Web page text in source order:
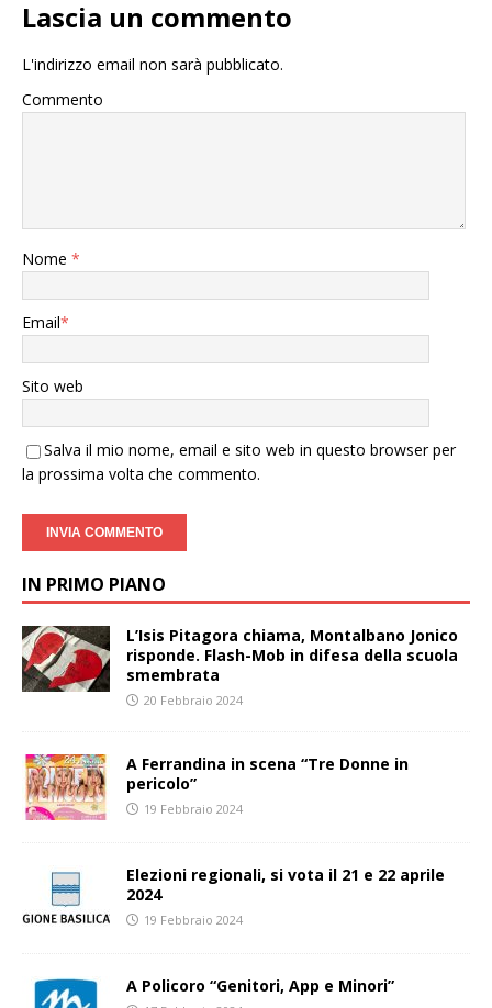
Lascia un commento
L'indirizzo email non sarà pubblicato.
Commento
Nome *
Email*
Sito web
Salva il mio nome, email e sito web in questo browser per
la prossima volta che commento.
IN PRIMO PIANO
L’Isis Pitagora chiama, Montalbano Jonico
risponde. Flash-Mob in difesa della scuola
smembrata
20 Febbraio 2024
A Ferrandina in scena “Tre Donne in
pericolo”
19 Febbraio 2024
Elezioni regionali, si vota il 21 e 22 aprile
2024
19 Febbraio 2024
A Policoro “Genitori, App e Minori”